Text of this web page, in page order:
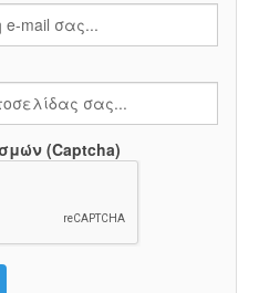
(Captcha)